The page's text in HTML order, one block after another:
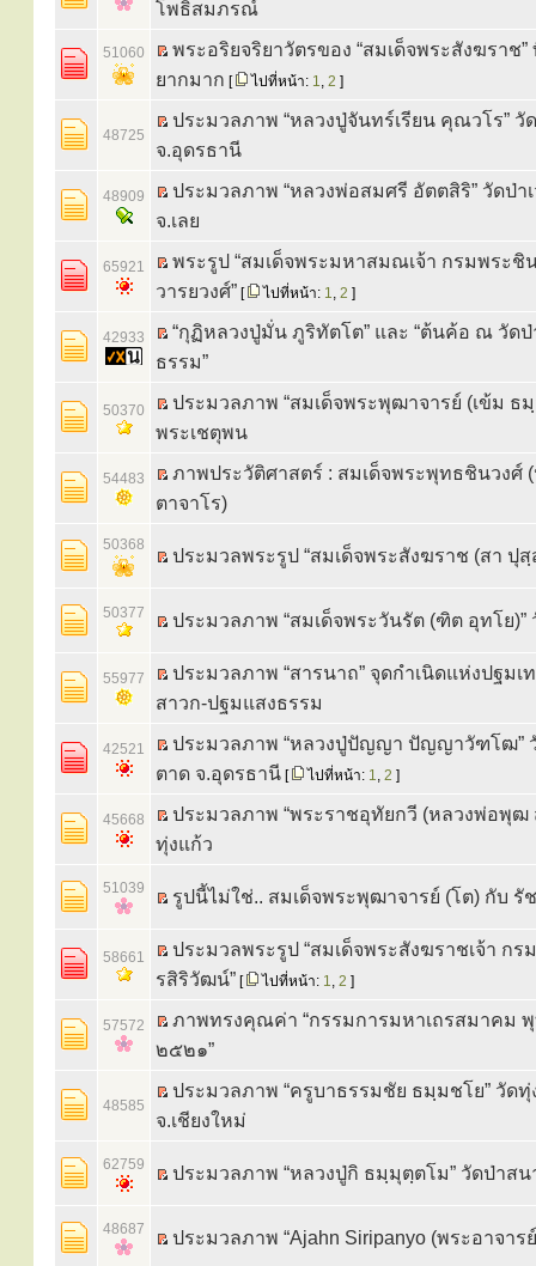
โพธิสมภรณ์
51060
พระอริยจริยาวัตรของ “สมเด็จพระสังฆราช
ยากมาก [ ไปที่หน้า: 1, 2 ]
48725
ประมวลภาพ “หลวงปู่จันทร์เรียน คุณวโร” วั
จ.อุดรธานี
48909
ประมวลภาพ “หลวงพ่อสมศรี อัตตสิริ” วัดป่า
จ.เลย
65921
พระรูป “สมเด็จพระมหาสมณเจ้า กรมพระชิ
วารยวงศ์” [ ไปที่หน้า: 1, 2 ]
42933
“กุฏิหลวงปู่มั่น ภูริทัตโต” และ “ต้นค้อ ณ วัด
ธรรม”
50370
ประมวลภาพ “สมเด็จพระพุฒาจารย์ (เข้ม ธมฺ
พระเชตุพน
54483
ภาพประวัติศาสตร์ : สมเด็จพระพุทธชินวงศ์
ตาจาโร)
50368
ประมวลพระรูป “สมเด็จพระสังฆราช (สา ปุสฺ
50377 ประมวลภาพ “สมเด็จพระวันรัต (ฑิต อุทโย)”
55977
ประมวลภาพ “สารนาถ” จุดกำเนิดแห่งปฐมเ
สาวก-ปฐมแสงธรรม
42521
ประมวลภาพ “หลวงปู่ปัญญา ปัญญาวัฑโฒ”
ตาด จ.อุดรธานี [ ไปที่หน้า: 1, 2 ]
45668
ประมวลภาพ “พระราชอุทัยกวี (หลวงพ่อพุฒ
ทุ่งแก้ว
51039 รูปนี้ไม่ใช่.. สมเด็จพระพุฒาจารย์ (โต) กับ รั
58661
ประมวลพระรูป “สมเด็จพระสังฆราชเจ้า กร
รสิริวัฒน์” [ ไปที่หน้า: 1, 2 ]
57572
ภาพทรงคุณค่า “กรรมการมหาเถรสมาคม
๒๕๒๑”
48585
ประมวลภาพ “ครูบาธรรมชัย ธมฺมชโย” วัดทุ่
จ.เชียงใหม่
62759 ประมวลภาพ “หลวงปู่กิ ธมฺมุตฺตโม” วัดป่าส
48687 ประมวลภาพ “Ajahn Siripanyo (พระอาจา